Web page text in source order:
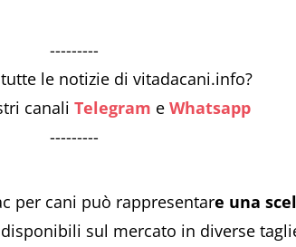
---------
le notizie di vitadacani.info?
canali Telegram e Whatsapp
---------
per cani può rappresentare una
sul mercato in diverse